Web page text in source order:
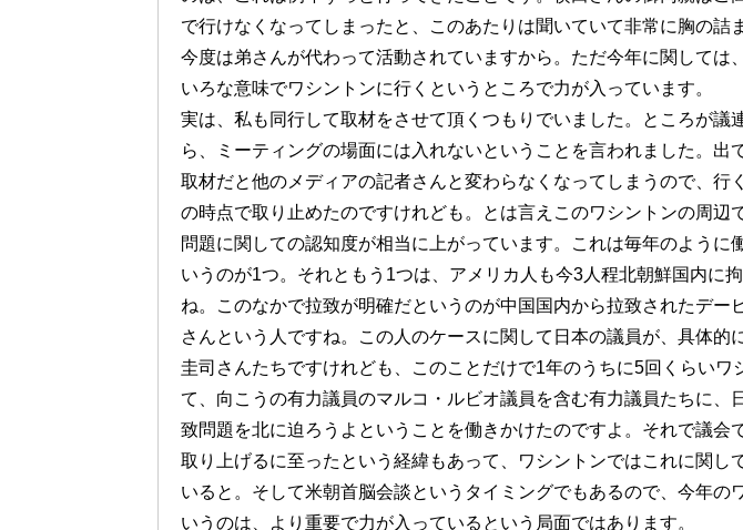
で行けなくなってしまったと、このあたりは聞いていて非常に胸の詰
今度は弟さんが代わって活動されていますから。ただ今年に関しては
いろな意味でワシントンに行くというところで力が入っています。
実は、私も同行して取材をさせて頂くつもりでいました。ところが議
ら、ミーティングの場面には入れないということを言われました。出
取材だと他のメディアの記者さんと変わらなくなってしまうので、行
の時点で取り止めたのですけれども。とは言えこのワシントンの周辺
問題に関しての認知度が相当に上がっています。これは毎年のように
いうのが1つ。それともう1つは、アメリカ人も今3人程北朝鮮国内に
ね。このなかで拉致が明確だというのが中国国内から拉致されたデー
さんという人ですね。この人のケースに関して日本の議員が、具体的
圭司さんたちですけれども、このことだけで1年のうちに5回くらいワ
て、向こうの有力議員のマルコ・ルビオ議員を含む有力議員たちに、
致問題を北に迫ろうよということを働きかけたのですよ。それで議会
取り上げるに至ったという経緯もあって、ワシントンではこれに関し
いると。そして米朝首脳会談というタイミングでもあるので、今年の
いうのは、より重要で力が入っているという局面ではあります。